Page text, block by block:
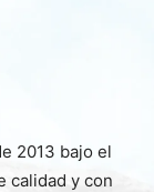
2013 bajo el
calidad y con